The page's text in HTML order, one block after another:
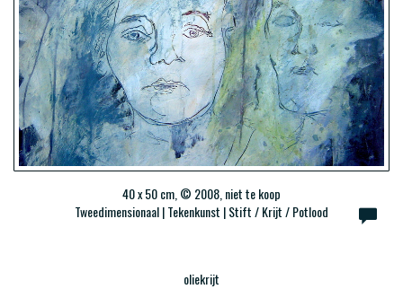
40 x 50 cm, © 2008, niet te koop
Tweedimensionaal | Tekenkunst | Stift / Krijt / Potlood
oliekrijt